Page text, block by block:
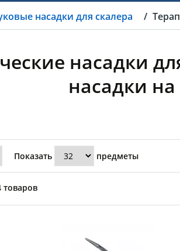
насадки для скалера
насадки
насадки на
Показать предметы
товаров